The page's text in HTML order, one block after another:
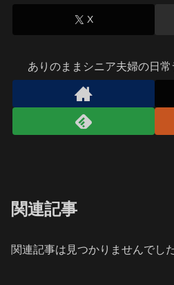
X
ありのままシニア夫婦の日
関連記事
関連記事は見つかりませんでした